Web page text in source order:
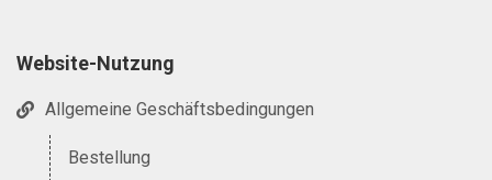
Website-Nutzung
Allgemeine Geschäftsbedingungen
Bestellung